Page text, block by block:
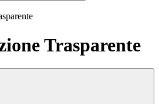
Trasparente